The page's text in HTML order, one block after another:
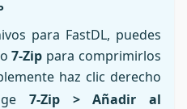
para FastDL, puedes
7-Zip para comprimirlos
haz clic derecho
7-Zip > Añadir al